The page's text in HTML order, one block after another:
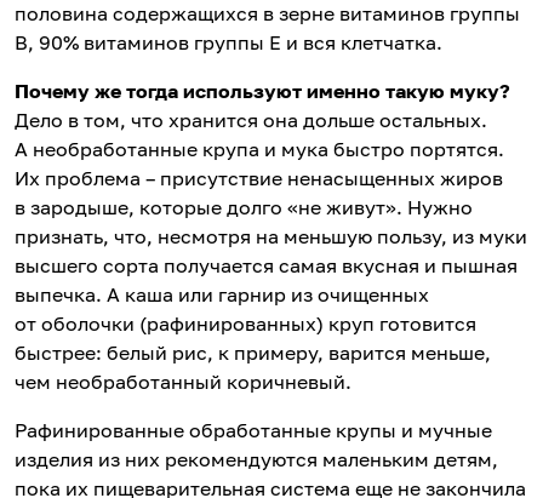
половина содержащихся в зерне витаминов группы
В, 90% витаминов группы Е и вся клетчатка.
Почему же тогда используют именно такую муку?
Дело в том, что хранится она дольше остальных.
А необработанные крупа и мука быстро портятся.
Их проблема – присутствие ненасыщенных жиров
в зародыше, которые долго «не живут». Нужно
признать, что, несмотря на меньшую пользу, из муки
высшего сорта получается самая вкусная и пышная
выпечка. А каша или гарнир из очищенных
от оболочки (рафинированных) круп готовится
быстрее: белый рис, к примеру, варится меньше,
чем необработанный коричневый.
Рафинированные обработанные крупы и мучные
изделия из них рекомендуются маленьким детям,
пока их пищеварительная система еще не закончила